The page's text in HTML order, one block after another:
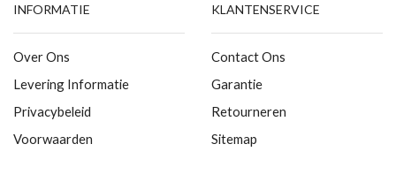
INFORMATIE
Over Ons
Levering Informatie
Privacybeleid
Voorwaarden
KLANTENSERVICE
Contact Ons
Garantie
Retourneren
Sitemap